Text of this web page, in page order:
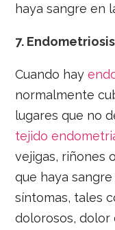
haya sangre en
7. Endometriosis
Cuando hay
normalmente
lugares que no
tejido
vejigas, riñones
que haya
síntomas, tales
dolorosos, dolor